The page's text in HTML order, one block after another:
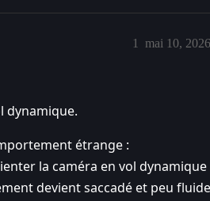
mai 10,
1
dynamique.
étrange :
la caméra en vol dynamique
devient saccadé et peu